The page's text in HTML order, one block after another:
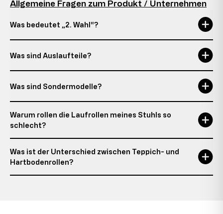
Allgemeine Fragen zum Produkt / Unternehmen
Was bedeutet „2. Wahl“?
Was sind Auslaufteile?
Was sind Sondermodelle?
Warum rollen die Laufrollen meines Stuhls so
schlecht?
Was ist der Unterschied zwischen Teppich- und
Hartbodenrollen?